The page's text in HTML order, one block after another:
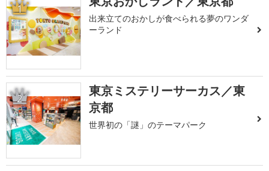
1
出来立てのおかしが食べられる夢のワンダ
ーランド
2
東京ミステリーサーカス／東
京都
世界初の「謎」のテーマパーク